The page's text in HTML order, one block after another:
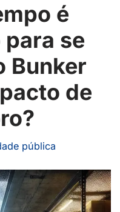
é
se
Bunker
de
pública